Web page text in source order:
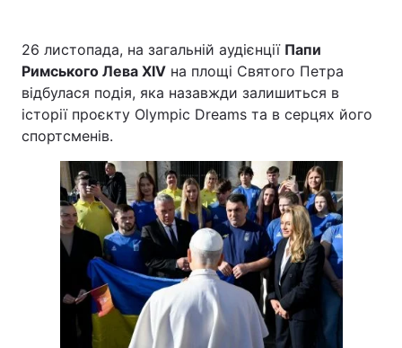
26 листопада, на загальній аудієнції Папи
Римського Лева XIV на площі Святого Петра
відбулася подія, яка назавжди залишиться в
історії проєкту Olympic Dreams та в серцях його
спортсменів.